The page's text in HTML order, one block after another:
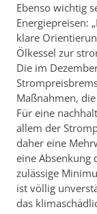
Ebenso wichtig
Energiepreisen:
klare
Ölkessel zur
Die im
Maßnahmen,
Für eine
allem der
daher eine
eine Absenkung
zulässige
ist völlig
das